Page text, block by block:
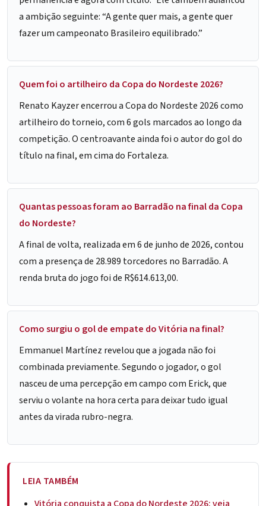
a ambição seguinte: “A gente quer mais, a gente quer
fazer um campeonato Brasileiro equilibrado.”
Quem foi o artilheiro da Copa do Nordeste 2026?
Renato Kayzer encerrou a Copa do Nordeste 2026 como
artilheiro do torneio, com 6 gols marcados ao longo da
competição. O centroavante ainda foi o autor do gol do
título na final, em cima do Fortaleza.
Quantas pessoas foram ao Barradão na final da Copa
do Nordeste?
A final de volta, realizada em 6 de junho de 2026, contou
com a presença de 28.989 torcedores no Barradão. A
renda bruta do jogo foi de R$614.613,00.
Como surgiu o gol de empate do Vitória na final?
Emmanuel Martínez revelou que a jogada não foi
combinada previamente. Segundo o jogador, o gol
nasceu de uma percepção em campo com Erick, que
serviu o volante na hora certa para deixar tudo igual
antes da virada rubro-negra.
LEIA TAMBÉM